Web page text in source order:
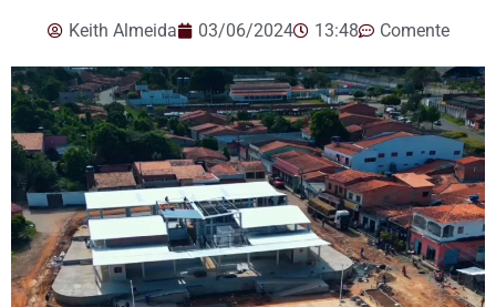
Keith Almeida 03/06/2024 13:48 Comente